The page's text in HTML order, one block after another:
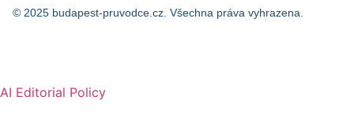
© 2025 budapest-pruvodce.cz. Všechna práva vyhrazena.
AI Editorial Policy